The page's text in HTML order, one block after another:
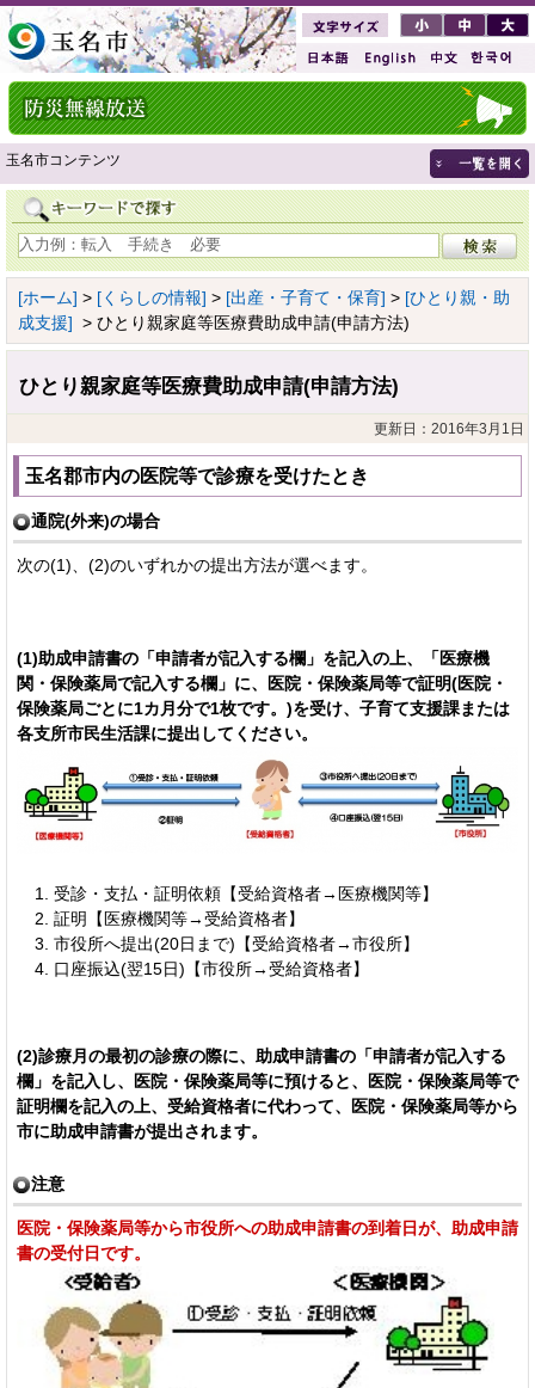
玉名市コンテンツ
[ホーム] > [くらしの情報] > [出産・子育て・保育] > [ひとり親・助
成支援] > ひとり親家庭等医療費助成申請(申請方法)
ひとり親家庭等医療費助成申請(申請方法)
更新日：2016年3月1日
玉名郡市内の医院等で診療を受けたとき
通院(外来)の場合
次の(1)、(2)のいずれかの提出方法が選べます。
(1)助成申請書の「申請者が記入する欄」を記入の上、「医療機
関・保険薬局で記入する欄」に、医院・保険薬局等で証明(医院・
保険薬局ごとに1カ月分で1枚です。)を受け、子育て支援課または
各支所市民生活課に提出してください。
受診・支払・証明依頼【受給資格者→医療機関等】
証明【医療機関等→受給資格者】
市役所へ提出(20日まで)【受給資格者→市役所】
口座振込(翌15日)【市役所→受給資格者】
(2)診療月の最初の診療の際に、助成申請書の「申請者が記入する
欄」を記入し、医院・保険薬局等に預けると、医院・保険薬局等で
証明欄を記入の上、受給資格者に代わって、医院・保険薬局等から
市に助成申請書が提出されます。
注意
医院・保険薬局等から市役所への助成申請書の到着日が、助成申請
書の受付日です。